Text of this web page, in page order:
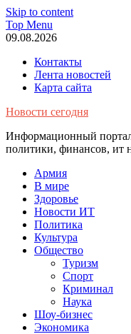
Skip to content
Top Menu
09.08.2026
Контакты
Лента новостей
Карта сайта
Новости сегодня
Информационный
политики, финансов, ит
Армия
В мире
Здоровье
Новости ИТ
Политика
Культура
Общество
Туризм
Спорт
Криминал
Наука
Шоу-бизнес
Экономика